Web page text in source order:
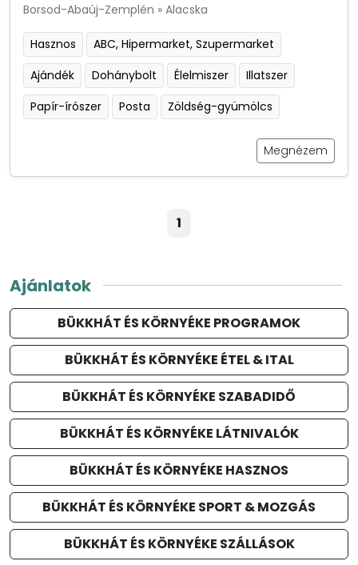
Borsod-Abaúj-Zemplén » Alacska
Hasznos
ABC, Hipermarket, Szupermarket
Ajándék
Dohánybolt Élelmiszer
Illatszer
Papír-írószer
Posta Zöldség-gyümölcs
Megnézem
1
Ajánlatok
BÜKKHÁT ÉS KÖRNYÉKE PROGRAMOK
BÜKKHÁT ÉS KÖRNYÉKE ÉTEL & ITAL
BÜKKHÁT ÉS KÖRNYÉKE SZABADIDŐ
BÜKKHÁT ÉS KÖRNYÉKE LÁTNIVALÓK
BÜKKHÁT ÉS KÖRNYÉKE HASZNOS
BÜKKHÁT ÉS KÖRNYÉKE SPORT & MOZGÁS
BÜKKHÁT ÉS KÖRNYÉKE SZÁLLÁSOK